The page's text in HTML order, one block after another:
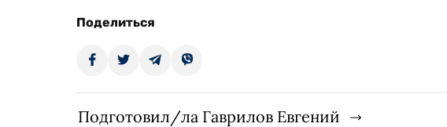
Поделиться
Подготовил/ла Гаврилов Евгений